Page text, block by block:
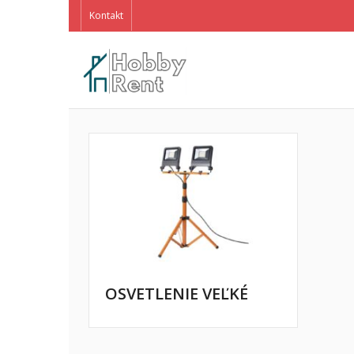
Kontakt
OSVETLENIE VEĽKÉ